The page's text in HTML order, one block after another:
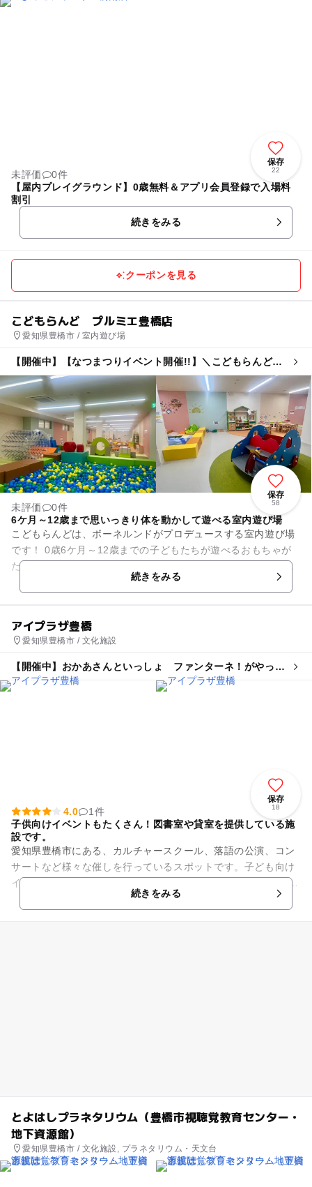
保存
22
未評価
0件
【屋内プレイグラウンド】0歳無料＆アプリ会員登録で入場料
割引
続きをみる
クーポンを見る
こどもらんど プルミエ豊橋店
愛知県豊橋市 / 室内遊び場
【開催中】【なつまつりイベント開催!!】＼こどもらんど縁
保存
58
未評価
0件
6ケ月～12歳まで思いっきり体を動かして遊べる室内遊び場
こどもらんどは、ボーネルンドがプロデュースする室内遊び場
です！ 0歳6ケ月～12歳までの子どもたちが遊べるおもちゃが
たくさんあり、子どもから大人まで幅広く親子で一緒に楽しめ
続きをみる
アイプラザ豊橋
愛知県豊橋市 / 文化施設
【開催中】おかあさんといっしょ ファンターネ！がやって
きた
保存
18
4.0
1件
子供向けイベントもたくさん！図書室や貸室を提供している施
設です。
愛知県豊橋市にある、カルチャースクール、落語の公演、コン
サートなど様々な催しを行っているスポットです。子ども向け
イベントも多数あり、地域の人に親しまれています。 館内には
続きをみる
とよはしプラネタリウム（豊橋市視聴覚教育センター・
地下資源館）
愛知県豊橋市 / 文化施設, プラネタリウム・天文台